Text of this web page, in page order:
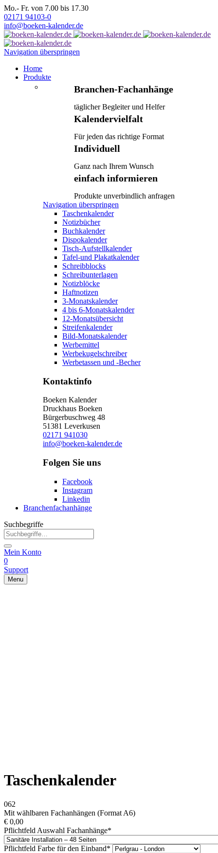
Mo.- Fr. von 7.00 bis 17.30
02171 94103-0
info@boeken-kalender.de
Navigation überspringen
Home
Produkte
Branchen-Fachanhänge
täglicher Begleiter und Helfer
Kalendervielfalt
Für jeden das richtige Format
Individuell
Ganz nach Ihrem Wunsch
einfach informieren
Produkte unverbindlich anfragen
Navigation überspringen
Taschenkalender
Notizbücher
Buchkalender
Dispokalender
Tisch-Aufstellkalender
Tafel-und Plakatkalender
Schreibblocks
Schreibunterlagen
Notizblöcke
Haftnotizen
3-Monatskalender
4 bis 6-Monatskalender
12-Monatsübersicht
Streifenkalender
Bild-Monatskalender
Werbemittel
Werbekugelschreiber
Werbetassen und -Becher
Kontaktinfo
Boeken Kalender
Druckhaus Boeken
Bürgerbuschweg 48
51381 Leverkusen
02171 941030
info@boeken-kalender.de
Folgen Sie uns
Facebook
Instagram
Linkedin
Branchenfachanhänge
Suchbegriffe
Mein Konto
0
Support
Menu
Taschenkalender
062
Mit wählbaren Fachanhängen (Format A6)
€ 0,00
Pflichtfeld Auswahl Fachanhänge*
Pflichtfeld Farbe für den Einband*